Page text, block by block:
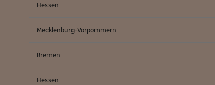
Hessen
Mecklenburg-Vorpommern
Bremen
Hessen